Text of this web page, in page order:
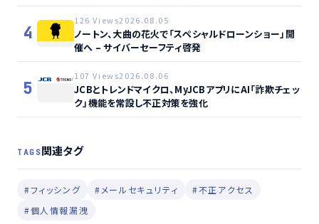
4
126 Views2026.08.05
ノートン、大曲の花火で「スペシャルドローンショー」開
催へ – サイバーセーフティ啓発
5
107 Views2026.08.06
JCBとトレンドマイクロ、MyJCBアプリにAI「詐欺チェッ
ク」機能を常設し不正対策を強化
TAGS関連タグ
#フィッシング #メールセキュリティ
#不正アクセス
#個人情報漏洩